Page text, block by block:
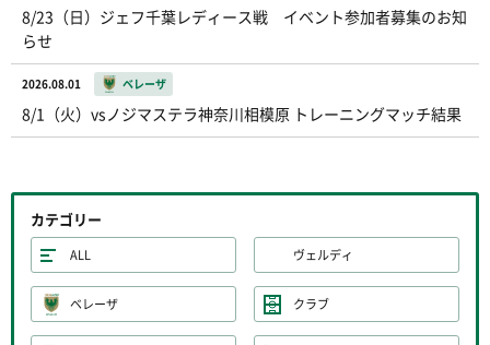
8/23（日）ジェフ千葉レディース戦 イベント参加者募集のお知
らせ
2026.08.01 ベレーザ
8/1（火）vsノジマステラ神奈川相模原 トレーニングマッチ結果
カテゴリー
ALL ヴェルディ
ベレーザ クラブ